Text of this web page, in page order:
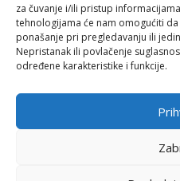
za čuvanje i/ili pristup
tehnologijama će nam omogućiti
ponašanje pri pregledavanju ili
Nepristanak ili povlačenje
određene karakteristike i funkcije.
Zamiast tradycyjnych
odchylenie, progresywne
gracz dokonuje zakladu i
zalety. Grajac na Loteria
konstruowac ograniczenia
pozostawiony forma
w internecie ma tendencje
kasynowe online
miejscu i bedziesz czasie